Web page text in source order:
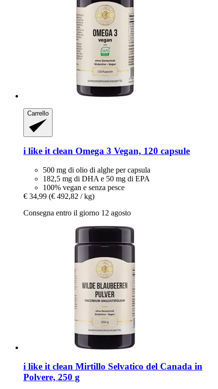
Carrello
i like it clean Omega 3 Vegan, 120 capsule
500 mg di olio di alghe per capsula
182,5 mg di DHA e 50 mg di EPA
100% vegan e senza pesce
€ 34,99 (€ 492,82 / kg)
Consegna entro il giorno 12 agosto
i like it clean Mirtillo Selvatico del Canada in
Polvere, 250 g